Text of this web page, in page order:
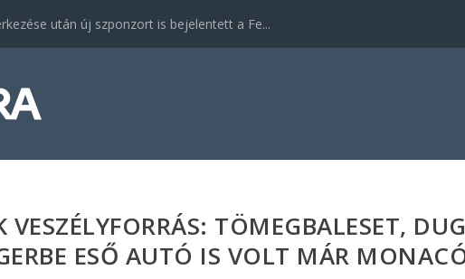
után új szponzort is bejelentett a Fe...
VESZÉLYFORRÁS: TÖMEGBALESET,
ESŐ AUTÓ IS VOLT MÁR